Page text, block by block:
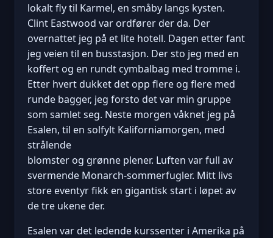
lokalt fly til Karmel, en småby langs kysten.
Clint Eastwood var ordfører der da. Der
overnattet jeg på et lite hotell. Dagen etter fant
jeg veien til en busstasjon. Der sto jeg med en
koffert og en rundt cymbalbag med tromme i.
Etter hvert dukket det opp flere og flere med
runde bagger, jeg forsto det var min gruppe
som samlet seg. Neste morgen våknet jeg på
Esalen, til en solfylt Kaliforniamorgen, med
strålende
blomster og grønne plener. Luften var full av
svermende Monarch-sommerfugler. Mitt livs
store eventyr fikk en gigantisk start i løpet av
de tre ukene der.
Esalen var det ledende kurssenter i Amerika på